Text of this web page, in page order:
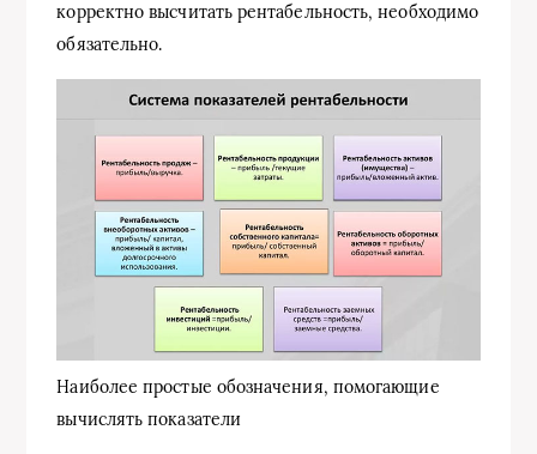
корректно высчитать рентабельность, необходимо
обязательно.
Наиболее простые обозначения, помогающие
вычислять показатели